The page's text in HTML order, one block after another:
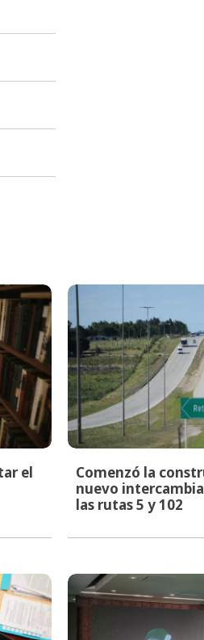
el
Comenzó la
nuevo
las rutas 5 y 102